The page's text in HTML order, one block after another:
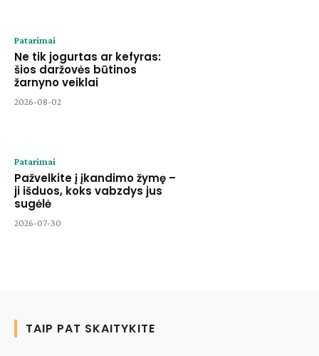
Patarimai
Ne tik jogurtas ar kefyras:
šios daržovės būtinos
žarnyno veiklai
2026-08-02
Patarimai
Pažvelkite į įkandimo žymę –
ji išduos, koks vabzdys jus
sugėlė
2026-07-30
TAIP PAT SKAITYKITE